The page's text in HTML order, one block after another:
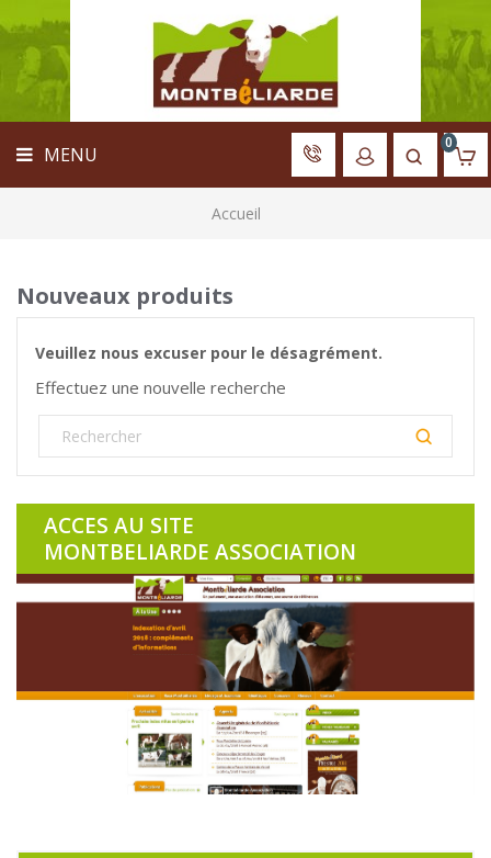
MENU
0
MENU
ACCUEIL
VÊTEMENTS
MATÉRIEL
ARBRE
GÉNÉALOGIQUE
Accueil
Nouveaux produits
Veuillez nous excuser pour le désagrément.
Effectuez une nouvelle recherche
ACCES AU SITE
MONTBELIARDE ASSOCIATION